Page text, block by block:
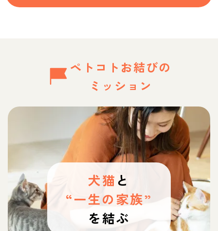
ペトコトお結びの
ミッション
犬猫 と
“一生の家族”
を結ぶ